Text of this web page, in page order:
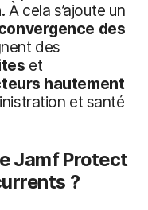
. À cela s’ajoute un
des
des
et
hautement
et santé
Jamf Protect
?